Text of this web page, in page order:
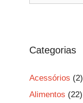
Categorias
Acessórios (2)
Alimentos (22)